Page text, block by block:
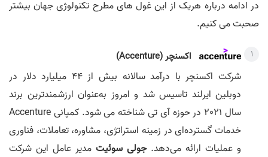
در ادامه درباره هریک از این غول های مطرح تکنولوژی جهان بیشتر
صحبت می کنیم.
اکسنچر (Accenture)
شرکت اکسنچر با درآمد سالانه بیش از 44 میلیارد دلار در
دوبلین ایرلند تاسیس شد و امروز به‌عنوان ارزشمندترین برند
سال 2021 در حوزه آی تی شناخته می شود. کمپانی Accenture
خدمات گسترده‌ای در زمینه استراتژی، مشاوره، تعاملات، فناوری
و عملیات ارائه می‌دهد.جولی سوئیت مدیر عامل این شرکت